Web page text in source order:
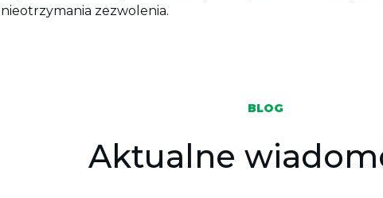
zezwolenia.
BLOG
Aktualne